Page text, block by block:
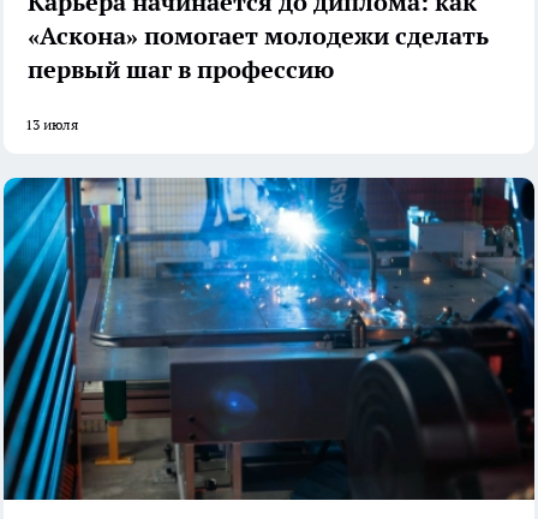
«Аскона» помогает молодежи сделать
первый шаг в профессию
13 июля